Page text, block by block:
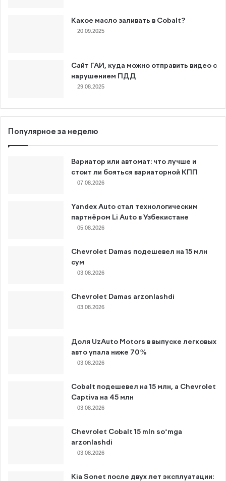
Какое масло заливать в Cobalt?
20.09.2025
Сайт ГАИ, куда можно отправить видео с
нарушением ПДД
29.08.2025
Популярное за неделю
Вариатор или автомат: что лучше и
стоит ли бояться вариаторной КПП
07.08.2026
Yandex Auto стал технологическим
партнёром Li Auto в Узбекистане
05.08.2026
Chevrolet Damas подешевел на 15 млн
сум
03.08.2026
Chevrolet Damas arzonlashdi
03.08.2026
Доля UzAuto Motors в выпуске легковых
авто упала ниже 70%
03.08.2026
Cobalt подешевел на 15 млн, а Chevrolet
Captiva на 45 млн
03.08.2026
Chevrolet Cobalt 15 mln so‘mga
arzonlashdi
03.08.2026
Kia Sonet после двух лет эксплуатации: